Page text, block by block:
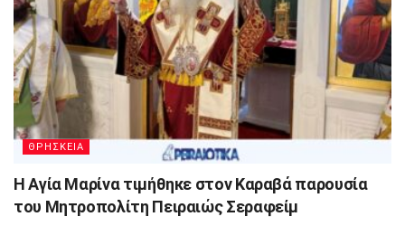
ΘΡΗΣΚΕΙΑ
Η Αγία Μαρίνα τιμήθηκε στον Καραβά παρουσία
του Μητροπολίτη Πειραιώς Σεραφείμ